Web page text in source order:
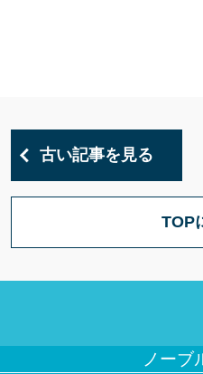
古い記事を見る
TOP
ノーブ